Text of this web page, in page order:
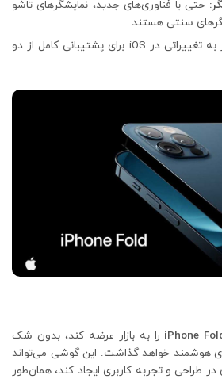
حتی با فناوری‌های جدید، نمایشگرهای تاشو
سنتی هستند.
نیاز به تغییراتی در iOS برای پشتیبانی کامل از دو
iPhone را به بازار عرضه کند، بدون شک
هوشمند خواهد گذاشت. این گوشی می‌تواند
در طراحی و تجربه کاربری ایجاد کند، همان‌طور